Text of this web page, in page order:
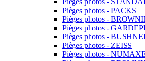
Pièges photos -
Pièges photos - PACKS
Pièges photos -
Pièges photos -
Pièges photos -
Pièges photos - ZEISS
Pièges photos -